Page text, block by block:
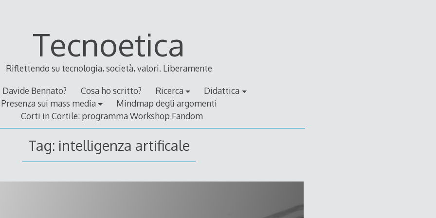
Tecnoetica
Riflettendo su tecnologia, società, valori. Liberamente
Davide Bennato? Cosa ho scritto? Ricerca
Didattica
Presenza sui mass media
Mindmap degli argomenti
Corti in Cortile: programma Workshop Fandom
Tag: intelligenza artificale